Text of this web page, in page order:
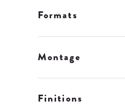
Formats
Montage
Finitions